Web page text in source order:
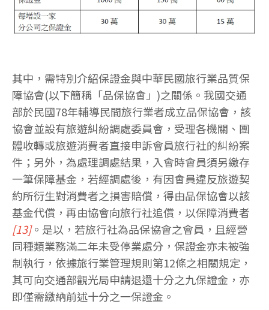
其中，需特別介紹保證金與中華民國旅行業品質保
障協會(以下簡稱「品保協會」)之關係。我國交通
部於民國78年輔導民間旅行業者成立品保協會，該
協會並設有旅遊糾紛調處委員會，受理各機關、團
體收轉或旅遊消費者直接申訴會員旅行社的糾紛案
件；另外，為處理調處結果，入會時會員須另繳存
一筆保障基金，若經調處後，有因會員違反旅遊契
約所衍生對消費者之損害賠償，得由品保協會以該
基金代償，再由協會向旅行社追償，以保障消費者
[13]。是以，若旅行社為品保協會之會員，且經營
同種類業務滿二年未受停業處分，保證金亦未被強
制執行，依據旅行業管理規則第12條之相關規定，
其可向交通部觀光局申請退還十分之九保證金，亦
即僅需繳納前述十分之一保證金。